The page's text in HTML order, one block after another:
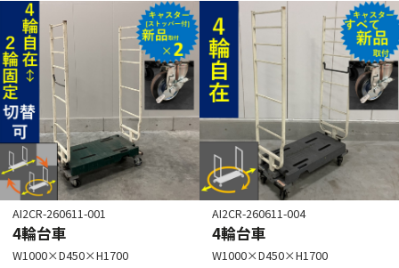
AI2CR-260611-001
4輪台車
W1000×D450×H1700
AI2CR-260611-004
4輪台車
W1000×D450×H1700